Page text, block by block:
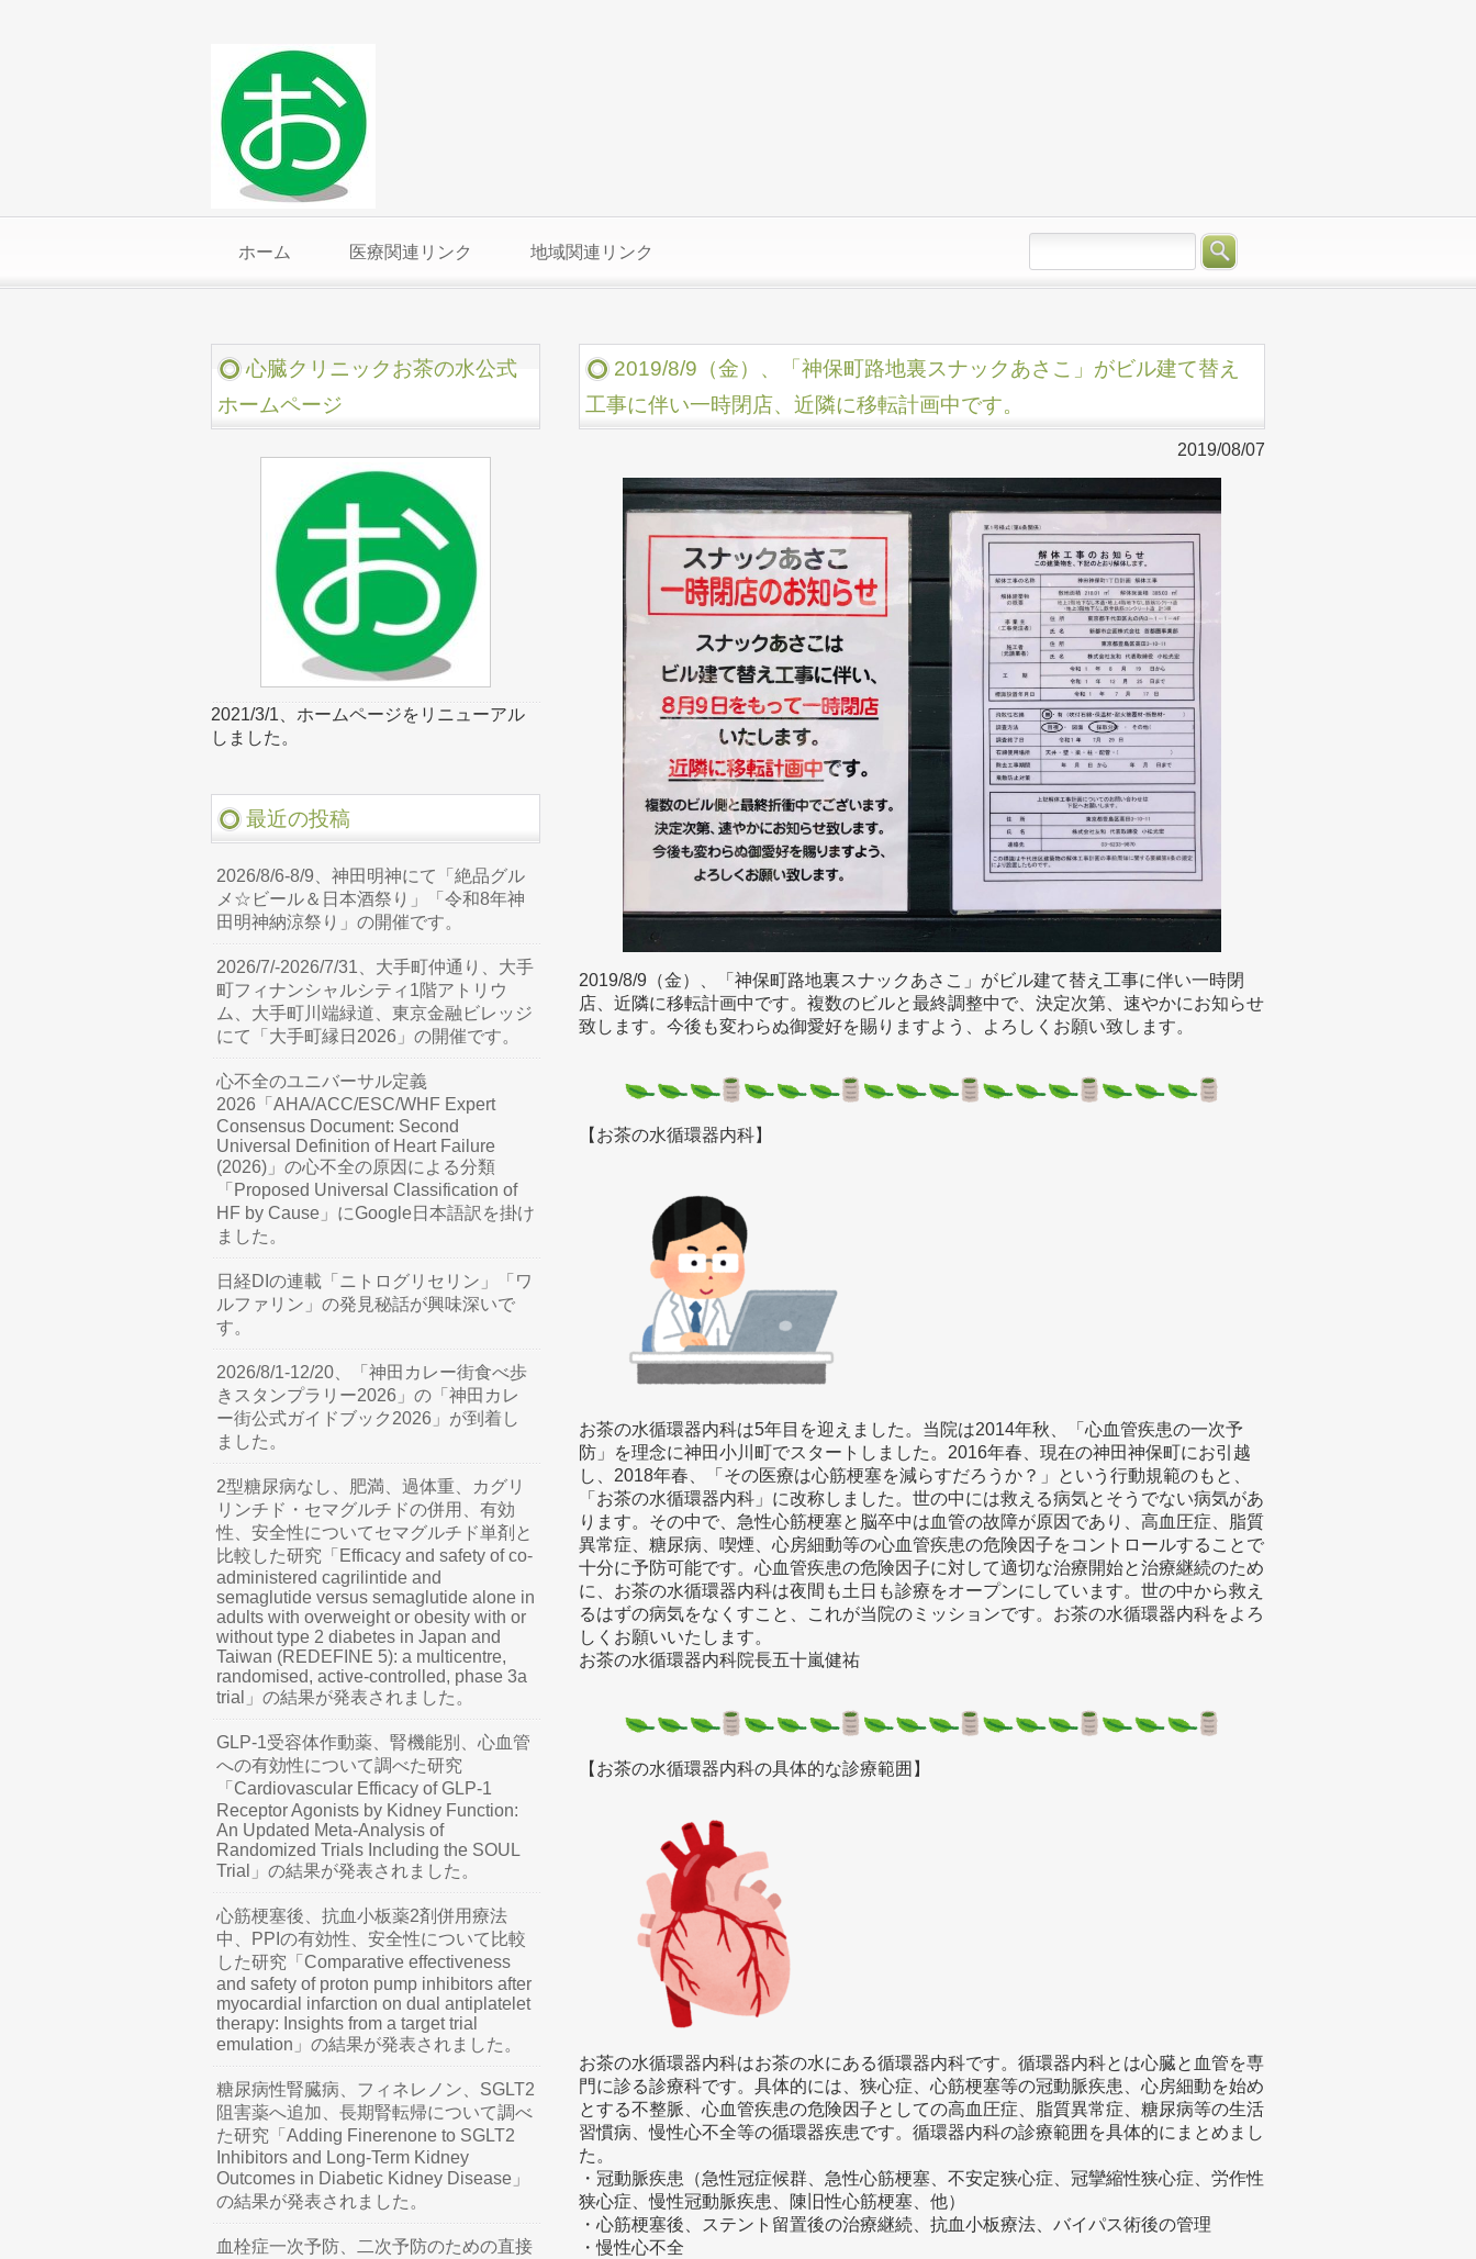
ホーム 医療関連リンク 地域関連リンク
2019/8/9（金）、「神保町路地裏スナックあさこ」がビル建て替え
工事に伴い一時閉店、近隣に移転計画中です。
2019/08/07
2019/8/9（金）、「神保町路地裏スナックあさこ」がビル建て替え工事に伴い一時閉
店、近隣に移転計画中です。複数のビルと最終調整中で、決定次第、速やかにお知らせ
致します。今後も変わらぬ御愛好を賜りますよう、よろしくお願い致します。
【お茶の水循環器内科】
お茶の水循環器内科は5年目を迎えました。当院は2014年秋、「心血管疾患の一次予
防」を理念に神田小川町でスタートしました。2016年春、現在の神田神保町にお引越
し、2018年春、「その医療は心筋梗塞を減らすだろうか？」という行動規範のもと、
「お茶の水循環器内科」に改称しました。世の中には救える病気とそうでない病気があ
ります。その中で、急性心筋梗塞と脳卒中は血管の故障が原因であり、高血圧症、脂質
異常症、糖尿病、喫煙、心房細動等の心血管疾患の危険因子をコントロールすることで
十分に予防可能です。心血管疾患の危険因子に対して適切な治療開始と治療継続のため
に、お茶の水循環器内科は夜間も土日も診療をオープンにしています。世の中から救え
るはずの病気をなくすこと、これが当院のミッションです。お茶の水循環器内科をよろ
しくお願いいたします。
お茶の水循環器内科院長五十嵐健祐
【お茶の水循環器内科の具体的な診療範囲】
お茶の水循環器内科はお茶の水にある循環器内科です。循環器内科とは心臓と血管を専
門に診る診療科です。具体的には、狭心症、心筋梗塞等の冠動脈疾患、心房細動を始め
とする不整脈、心血管疾患の危険因子としての高血圧症、脂質異常症、糖尿病等の生活
習慣病、慢性心不全等の循環器疾患です。循環器内科の診療範囲を具体的にまとめまし
た。
・冠動脈疾患（急性冠症候群、急性心筋梗塞、不安定狭心症、冠攣縮性狭心症、労作性
狭心症、慢性冠動脈疾患、陳旧性心筋梗塞、他）
・心筋梗塞後、ステント留置後の治療継続、抗血小板療法、バイパス術後の管理
・慢性心不全
心臓クリニックお茶の水公式
ホームページ
2021/3/1、ホームページをリニューアル
しました。
最近の投稿
2026/8/6-8/9、神田明神にて「絶品グル
メ☆ビール＆日本酒祭り」「令和8年神
田明神納涼祭り」の開催です。
2026/7/-2026/7/31、大手町仲通り、大手
町フィナンシャルシティ1階アトリウ
ム、大手町川端緑道、東京金融ビレッジ
にて「大手町縁日2026」の開催です。
心不全のユニバーサル定義
2026「AHA/ACC/ESC/WHF Expert
Consensus Document: Second
Universal Definition of Heart Failure
(2026)」の心不全の原因による分類
「Proposed Universal Classification of
HF by Cause」にGoogle日本語訳を掛け
ました。
日経DIの連載「ニトログリセリン」「ワ
ルファリン」の発見秘話が興味深いで
す。
2026/8/1-12/20、「神田カレー街食べ歩
きスタンプラリー2026」の「神田カレ
ー街公式ガイドブック2026」が到着し
ました。
2型糖尿病なし、肥満、過体重、カグリ
リンチド・セマグルチドの併用、有効
性、安全性についてセマグルチド単剤と
比較した研究「Efficacy and safety of co-
administered cagrilintide and
semaglutide versus semaglutide alone in
adults with overweight or obesity with or
without type 2 diabetes in Japan and
Taiwan (REDEFINE 5): a multicentre,
randomised, active-controlled, phase 3a
trial」の結果が発表されました。
GLP-1受容体作動薬、腎機能別、心血管
への有効性について調べた研究
「Cardiovascular Efficacy of GLP-1
Receptor Agonists by Kidney Function:
An Updated Meta-Analysis of
Randomized Trials Including the SOUL
Trial」の結果が発表されました。
心筋梗塞後、抗血小板薬2剤併用療法
中、PPIの有効性、安全性について比較
した研究「Comparative effectiveness
and safety of proton pump inhibitors after
myocardial infarction on dual antiplatelet
therapy: Insights from a target trial
emulation」の結果が発表されました。
糖尿病性腎臓病、フィネレノン、SGLT2
阻害薬へ追加、長期腎転帰について調べ
た研究「Adding Finerenone to SGLT2
Inhibitors and Long-Term Kidney
Outcomes in Diabetic Kidney Disease」
の結果が発表されました。
血栓症一次予防、二次予防のための直接